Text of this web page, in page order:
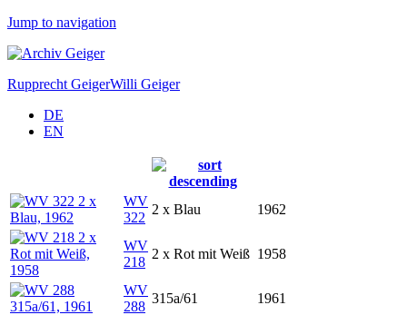
Jump to navigation
Rupprecht GeigerWilli Geiger
DE
EN
WV
322
2 x Blau 1962
WV
218
2 x Rot mit Weiß 1958
WV
288
315a/61
1961